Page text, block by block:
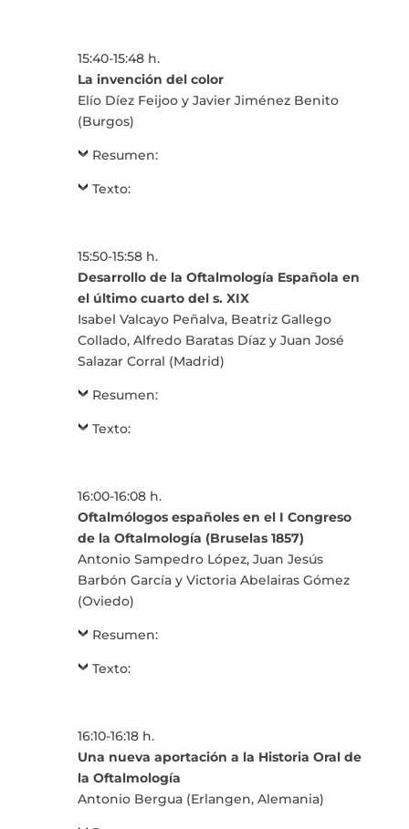
15:40-15:48 h.
La invención del color
Elío Díez Feijoo y Javier Jiménez Benito
(Burgos)
Resumen:
Texto:
15:50-15:58 h.
Desarrollo de la Oftalmología Española en
el último cuarto del s. XIX
Isabel Valcayo Peñalva, Beatriz Gallego
Collado, Alfredo Baratas Díaz y Juan José
Salazar Corral (Madrid)
Resumen:
Texto:
16:00-16:08 h.
Oftalmólogos españoles en el I Congreso
de la Oftalmología (Bruselas 1857)
Antonio Sampedro López, Juan Jesús
Barbón García y Victoria Abelairas Gómez
(Oviedo)
Resumen:
Texto:
16:10-16:18 h.
Una nueva aportación a la Historia Oral de
la Oftalmología
Antonio Bergua (Erlangen, Alemania)